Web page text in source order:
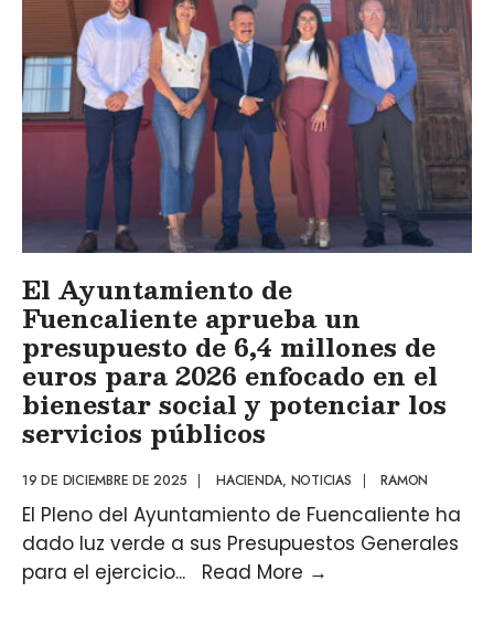
El Ayuntamiento de
Fuencaliente aprueba un
presupuesto de 6,4 millones de
euros para 2026 enfocado en el
bienestar social y potenciar los
servicios públicos
19 DE DICIEMBRE DE 2025 HACIENDA, NOTICIAS RAMON
El Pleno del Ayuntamiento de Fuencaliente ha
dado luz verde a sus Presupuestos Generales
para el ejercicio... Read More →